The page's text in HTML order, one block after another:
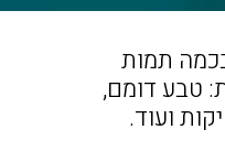
תמות
טבע דומם,
ועוד.